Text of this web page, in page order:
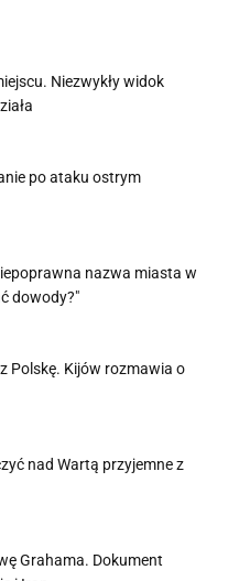
Niezwykły widok
po ataku ostrym
nazwa miasta w
dowody?"
Polskę. Kijów rozmawia o
nad Wartą przyjemne z
Grahama. Dokument